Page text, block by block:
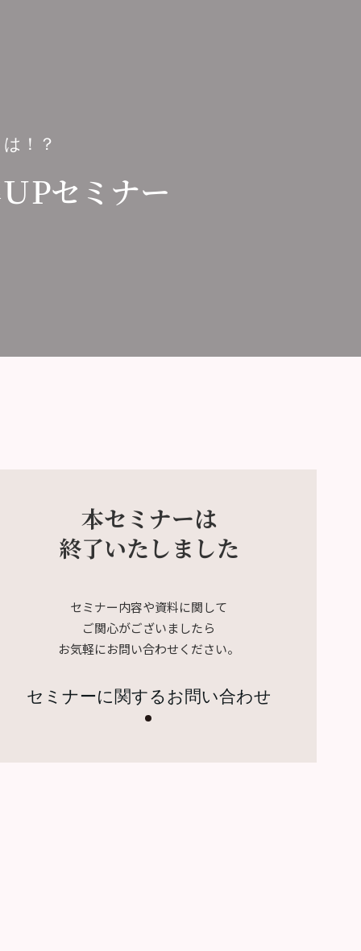
！？
Pセミナー
本セミナーは
終了いたしました
セミナー内容や資料に関して
ご関心がございましたら
お気軽にお問い合わせください。
セミナーに関するお問い合わせ